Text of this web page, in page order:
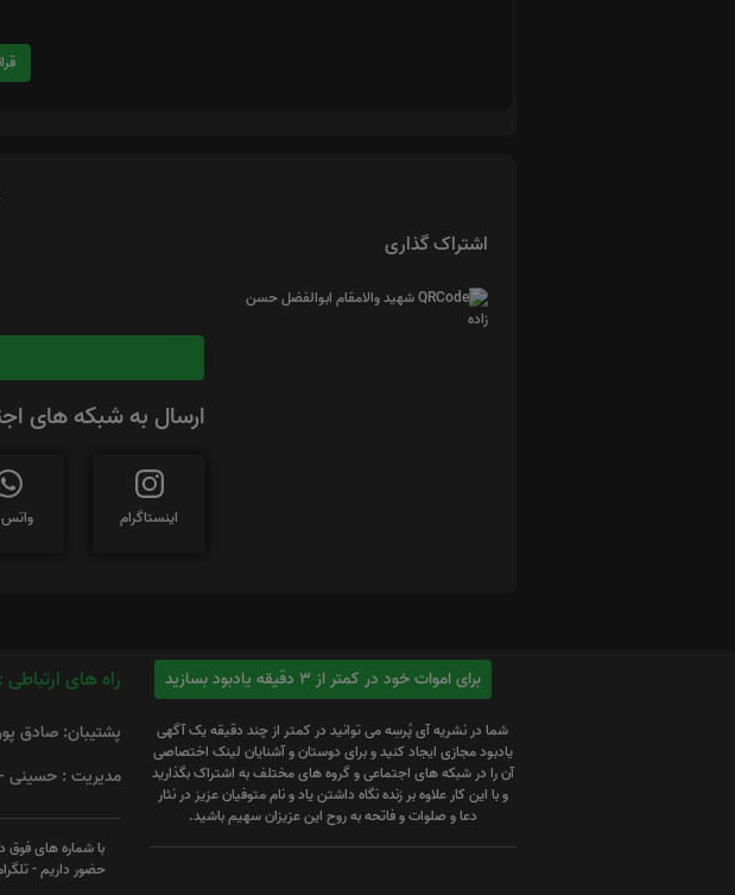
اشتراک گذاری
ارسال به شبکه های
اینستاگرام
برای اموات خود در کمتر از 3 دقیقه یادبود بسازید
شما در نشریه آی پُرسِه می توانید در کمتر از چند دقیقه یک آگهی
یادبود مجازی ایجاد کنید و برای دوستان و آشنایان لینک اختصاصی
آن را در شبکه های اجتماعی و گروه های مختلف به اشتراک بگذارید
و با این کار علاوه بر زنده نگاه داشتن یاد و نام متوفیان عزیز در نثار
دعا و صلوات و فاتحه به روح این عزیزان سهیم باشید.
راه های ارتباطی :
پشتیبان: صادق پور -
مدیریت : حسینی - 09123180050
با شماره های فوق
حضور داریم -